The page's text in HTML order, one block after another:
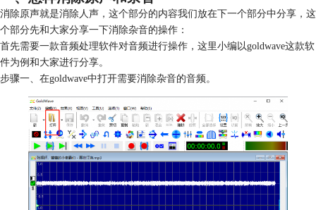
消除原声就是消除人声，这个部分的内容我们放在下一个部分中分享，这
个部分先和大家分享一下消除杂音的操作：
首先需要一款音频处理软件对音频进行操作，这里小编以goldwave这款软
件为例和大家进行分享。
步骤一、在goldwave中打开需要消除杂音的音频。